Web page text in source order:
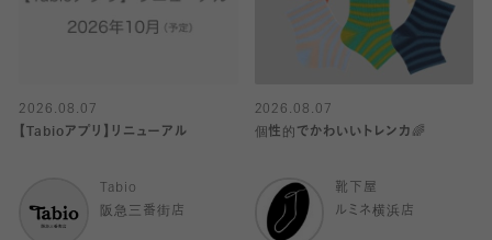
2026.08.07
【Tabioアプリ】リニューアル
Tabio
阪急三番街店
2026.08.07
個性的でかわいいトレンカ🌈
靴下屋
ルミネ横浜店